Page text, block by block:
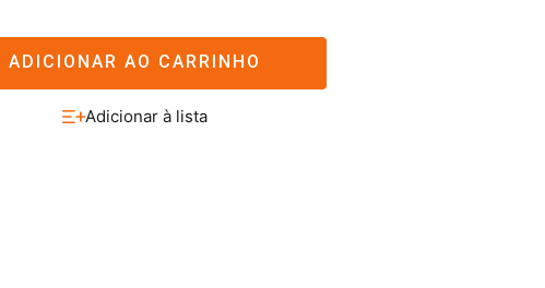
ADICIONAR AO CARRINHO